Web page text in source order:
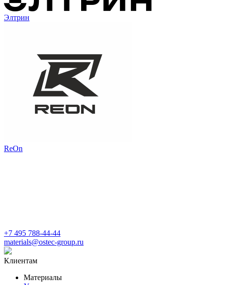
Элтрин
ReOn
+7 495 788-44-44
materials@ostec-group.ru
Клиентам
Материалы